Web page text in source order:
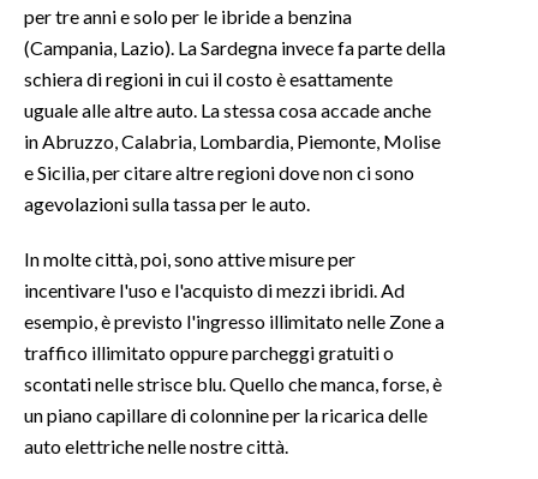
EVENTI
#CARAUNIONE
3 MINUTI CON
INSULARITÀ
INFO AZIENDE
ABBONATI
ANNUNCI
SPIAGGE
per tre anni e solo per le ibride a benzina
(Campania, Lazio). La Sardegna invece fa parte della
schiera di regioni in cui il costo è esattamente
uguale alle altre auto. La stessa cosa accade anche
in Abruzzo, Calabria, Lombardia, Piemonte, Molise
e Sicilia, per citare altre regioni dove non ci sono
agevolazioni sulla tassa per le auto.
In molte città, poi, sono attive misure per
incentivare l'uso e l'acquisto di mezzi ibridi. Ad
esempio, è previsto l'ingresso illimitato nelle Zone a
traffico illimitato oppure parcheggi gratuiti o
scontati nelle strisce blu. Quello che manca, forse, è
un piano capillare di colonnine per la ricarica delle
auto elettriche nelle nostre città.